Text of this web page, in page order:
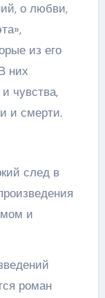
о любви,
из его
них
чувства,
и смерти.
след в
и
роман